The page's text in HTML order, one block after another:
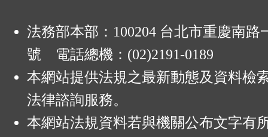
法務部本部：100204 台北市重慶南路
號 電話總機：(02)2191-0189
本網站提供法規之最新動態及資料檢
法律諮詢服務。
本網站法規資料若與機關公布文字有